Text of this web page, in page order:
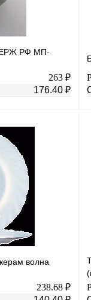
РФ МП-
263 ₽
176.40 ₽
волна
238.68 ₽